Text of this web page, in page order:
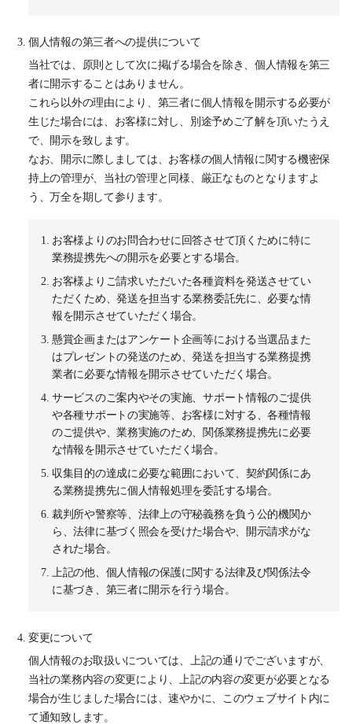
個人情報の第三者への提供について
当社では、原則として次に掲げる場合を除き、個人情報を第三
者に開示することはありません。
これら以外の理由により、第三者に個人情報を開示する必要が
生じた場合には、お客様に対し、別途予めご了解を頂いたうえ
で、開示を致します。
なお、開示に際しましては、お客様の個人情報に関する機密保
持上の管理が、当社の管理と同様、厳正なものとなりますよ
う、万全を期して参ります。
お客様よりのお問合わせに回答させて頂くために特に
業務提携先への開示を必要とする場合。
お客様よりご請求いただいた各種資料を発送させてい
ただくため、発送を担当する業務委託先に、必要な情
報を開示させていただく場合。
懸賞企画またはアンケート企画等における当選品また
はプレゼントの発送のため、発送を担当する業務提携
業者に必要な情報を開示させていただく場合。
サービスのご案内やその実施、サポート情報のご提供
や各種サポートの実施等、お客様に対する、各種情報
のご提供や、業務実施のため、関係業務提携先に必要
な情報を開示させていただく場合。
収集目的の達成に必要な範囲において、契約関係にあ
る業務提携先に個人情報処理を委託する場合。
裁判所や警察等、法律上の守秘義務を負う公的機関か
ら、法律に基づく照会を受けた場合や、開示請求がな
された場合。
上記の他、個人情報の保護に関する法律及び関係法令
に基づき、第三者に開示を行う場合。
変更について
個人情報のお取扱いについては、上記の通りでございますが、
当社の業務内容の変更により、上記の内容の変更が必要となる
場合が生じました場合には、速やかに、このウェブサイト内に
て通知致します。